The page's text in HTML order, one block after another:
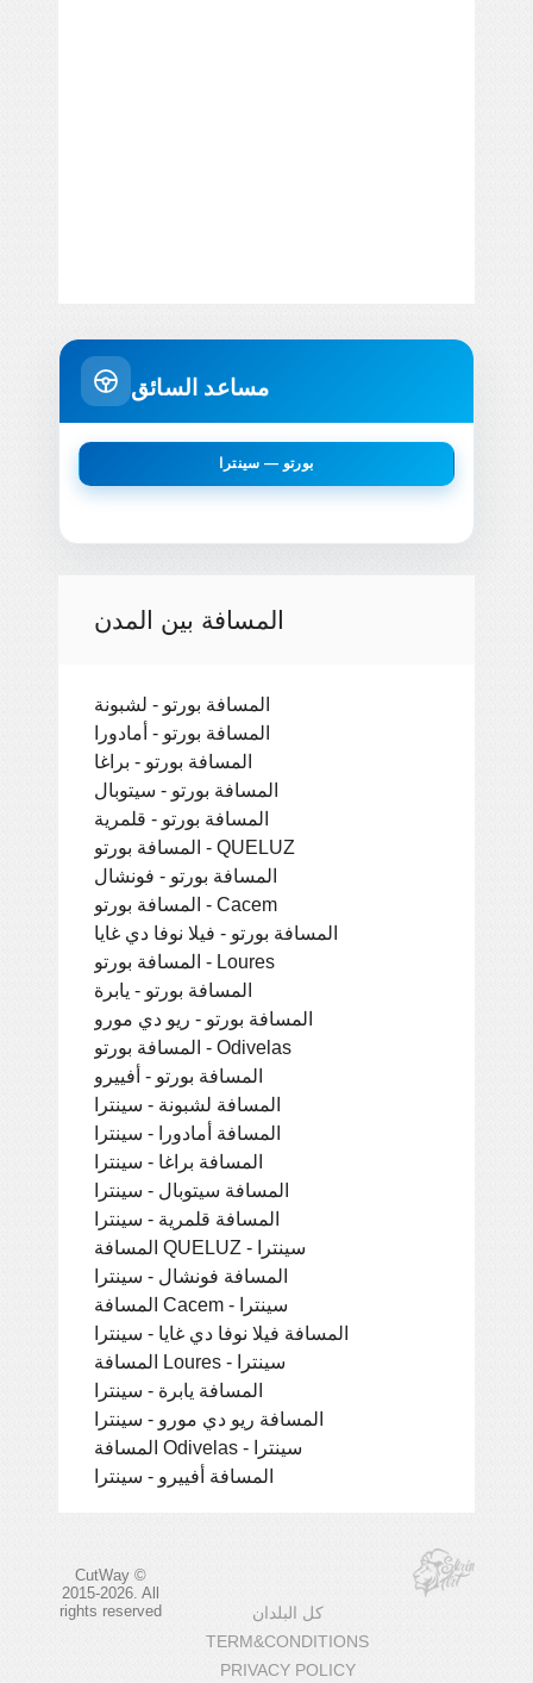
مساعد السائق
بورتو — سينترا
المسافة بين المدن
المسافة بورتو - لشبونة
المسافة بورتو - أمادورا
المسافة بورتو - براغا
المسافة بورتو - سيتوبال
المسافة بورتو - قلمرية
المسافة بورتو - QUELUZ
المسافة بورتو - فونشال
المسافة بورتو - Cacem
المسافة بورتو - فيلا نوفا دي غايا
المسافة بورتو - Loures
المسافة بورتو - يابرة
المسافة بورتو - ريو دي مورو
المسافة بورتو - Odivelas
المسافة بورتو - أفييرو
المسافة لشبونة - سينترا
المسافة أمادورا - سينترا
المسافة براغا - سينترا
المسافة سيتوبال - سينترا
المسافة قلمرية - سينترا
المسافة QUELUZ - سينترا
المسافة فونشال - سينترا
المسافة Cacem - سينترا
المسافة فيلا نوفا دي غايا - سينترا
المسافة Loures - سينترا
المسافة يابرة - سينترا
المسافة ريو دي مورو - سينترا
المسافة Odivelas - سينترا
المسافة أفييرو - سينترا
CutWay ©
2015-2026. All
rights reserved
كل البلدان
TERM&CONDITIONS
PRIVACY POLICY